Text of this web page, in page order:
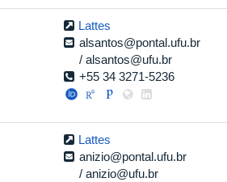
Lattes
alsantos@pontal.ufu.br
alsantos@ufu.br
+55 34 3271-5236
Lattes
anizio@pontal.ufu.br
anizio@ufu.br